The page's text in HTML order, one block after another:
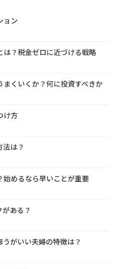
ョン
？税金ゼロに近づける戦略
くいくか？何に投資すべきか
け方
は？
めるなら早いことが重要
ある？
がいい夫婦の特徴は？